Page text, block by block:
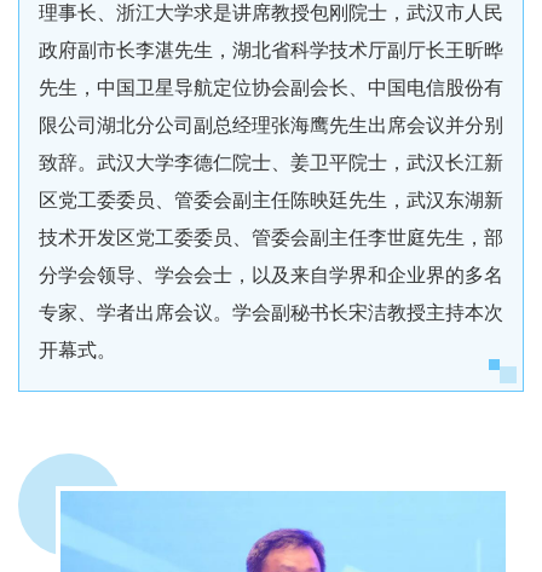
理事长、浙江大学求是讲席教授包刚院士，武汉市人民
政府副市长李湛先生，湖北省科学技术厅副厅长王昕晔
先生，中国卫星导航定位协会副会长、中国电信股份有
限公司湖北分公司副总经理张海鹰先生出席会议并分别
致辞。武汉大学李德仁院士、姜卫平院士，武汉长江新
区党工委委员、管委会副主任陈映廷先生，武汉东湖新
技术开发区党工委委员、管委会副主任李世庭先生，部
分学会领导、学会会士，以及来自学界和企业界的多名
专家、学者出席会议。学会副秘书长宋洁教授主持本次
开幕式。